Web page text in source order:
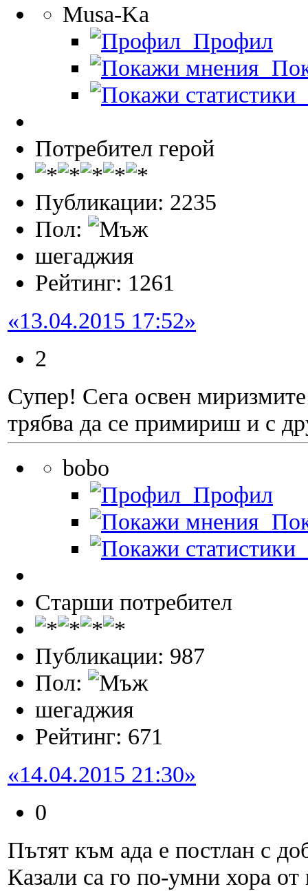
Musa-Ka
Профил
Потребител герой
Публикации: 2235
Пол:
шегаджия
Рейтинг: 1261
«13.04.2015 17:52»
2
Супер! Сега освен
трябва да се примириш и с
bobo
Профил
Старши потребител
Публикации: 987
Пол:
шегаджия
Рейтинг: 671
«14.04.2015 21:30»
0
Пътят към ада е постлан с
Казали са го по-умни хора